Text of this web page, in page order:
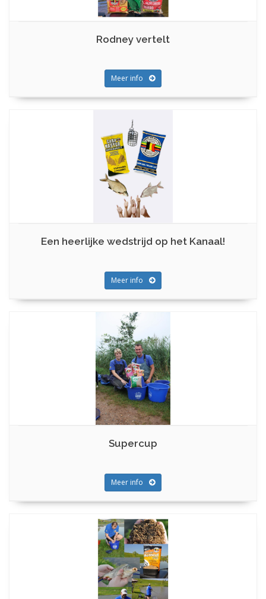
Rodney vertelt
Meer info
Een heerlijke wedstrijd op het Kanaal!
Meer info
Supercup
Meer info